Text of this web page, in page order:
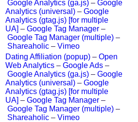
Google Analytics (ga.js) – Google
Analytics (universal) – Google
Analytics (gtag.js) [for multiple
UA] – Google Tag Manager –
Google Tag Manager (multiple) –
Shareaholic – Vimeo
Dating Affiliation (popup) – Open
Web Analytics – Google Ads –
Google Analytics (ga.js) – Google
Analytics (universal) – Google
Analytics (gtag.js) [for multiple
UA] – Google Tag Manager –
Google Tag Manager (multiple) –
Shareaholic – Vimeo